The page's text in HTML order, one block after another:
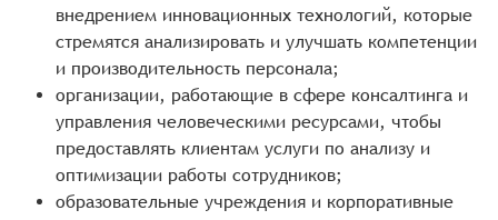
внедрением инновационных технологий, которые
стремятся анализировать и улучшать компетенции
и производительность персонала;
организации, работающие в сфере консалтинга и
управления человеческими ресурсами, чтобы
предоставлять клиентам услуги по анализу и
оптимизации работы сотрудников;
образовательные учреждения и корпоративные